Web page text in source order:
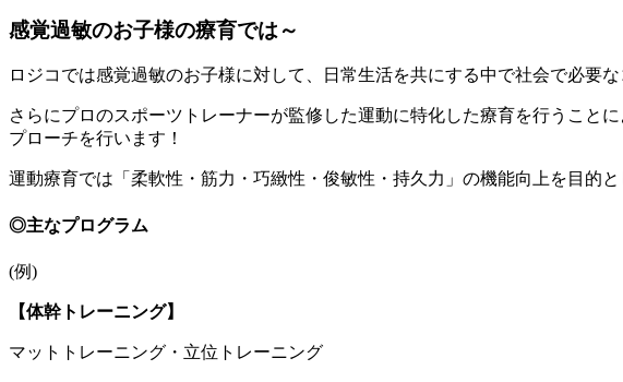
感覚過敏のお子様の療育では～
ロジコでは感覚過敏のお子様に対して、日常生活を共にする中で社会で必要
さらにプロのスポーツトレーナーが監修した運動に特化した療育を行うこと
プローチを行います！
運動療育では「柔軟性・筋力・巧緻性・俊敏性・持久力」の機能向上を目的
◎主なプログラム
(例)
【体幹トレーニング】
マットトレーニング・立位トレーニング